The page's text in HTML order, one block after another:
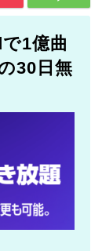
1億曲
30日無